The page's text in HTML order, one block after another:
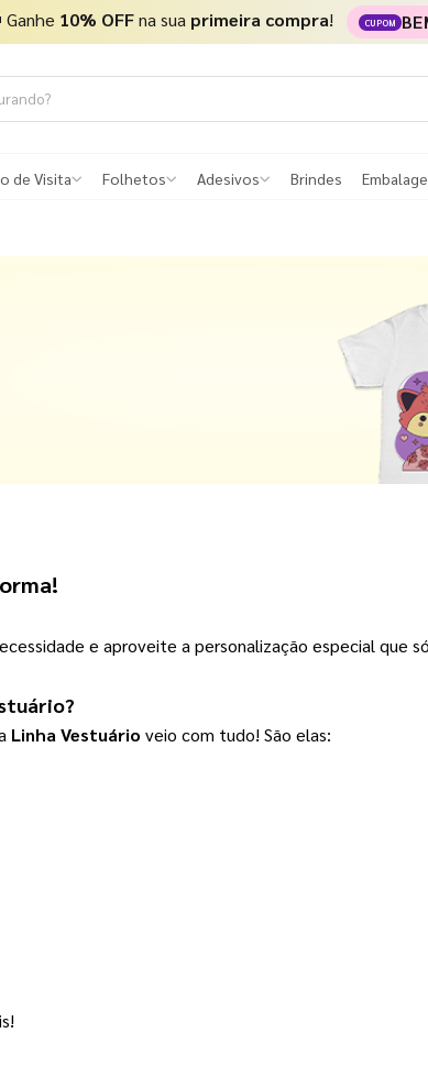
Ganhe 10% OFFna sua primeira compra! CUPOM
de Visita Folhetos Adesivos Brindes
e aproveite a personalização especial que
?
Linha Vestuário veio com tudo! São elas: